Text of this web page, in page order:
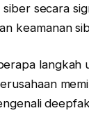
secara
keamanan
langkah